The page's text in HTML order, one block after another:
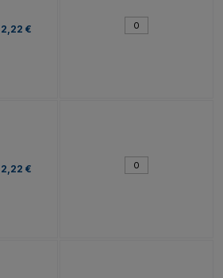
2,22 €
2,22 €